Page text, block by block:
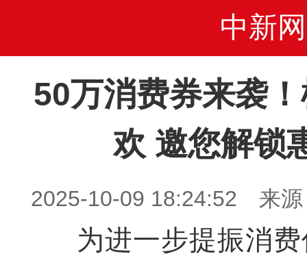
中新网
50万消费券来袭
欢 邀您解锁
2025-10-09 18:24:52 来源
为进一步提振消费